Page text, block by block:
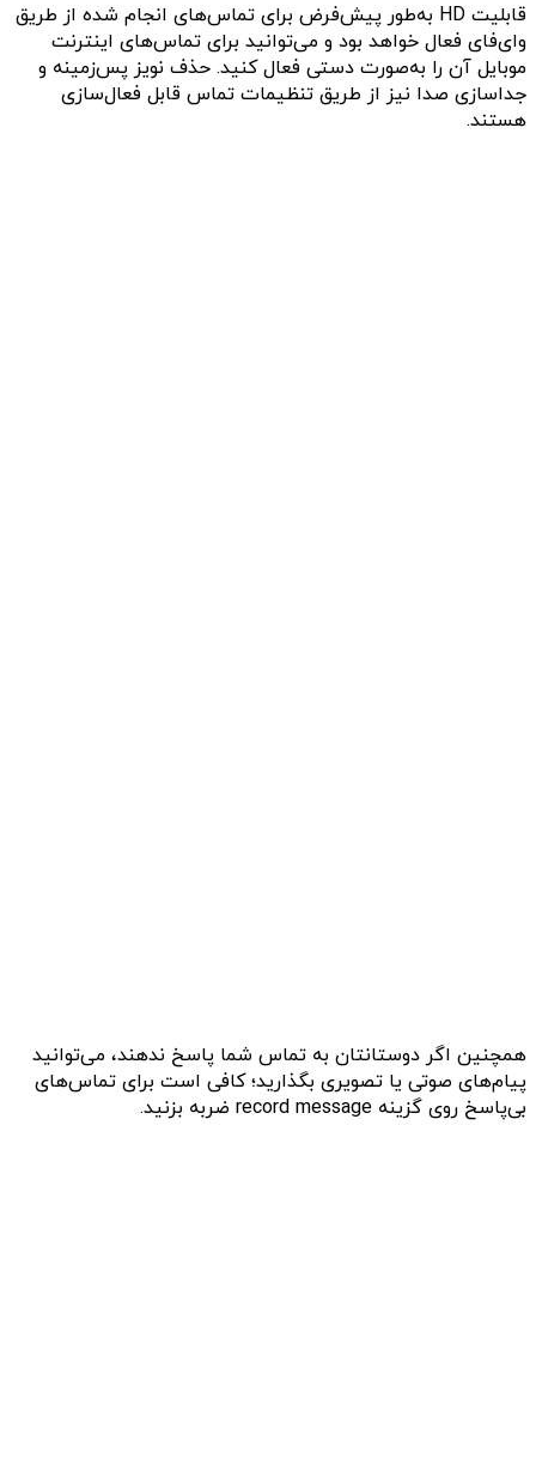
قابلیت HD به‌طور پیش‌فرض برای تماس‌های انجام شده از طریق
وای‌فای فعال خواهد بود و می‌توانید برای تماس‌های اینترنت
موبایل آن را به‌صورت دستی فعال کنید. حذف نویز پس‌زمینه و
جداسازی صدا نیز از طریق تنظیمات تماس قابل فعال‌سازی
هستند.
همچنین اگر دوستانتان به تماس شما پاسخ ندهند، می‌توانید
پیام‌های صوتی یا تصویری بگذارید؛ کافی است برای تماس‌های
بی‌پاسخ روی گزینه record message ضربه بزنید.